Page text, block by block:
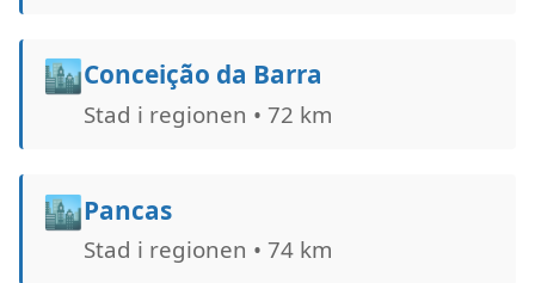
🏙️Conceição da Barra
Stad i regionen • 72 km
🏙️Pancas
Stad i regionen • 74 km